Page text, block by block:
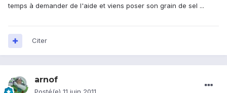
temps à demander de l'aide et viens poser son grain de sel ...
Citer
arnof